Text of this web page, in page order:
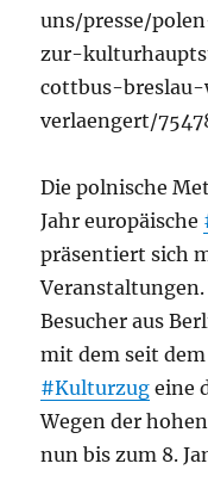
uns/presse/
zur-
cottbus-
verlaengert/
Die polnische
Jahr europäische
präsentiert sich
Besucher aus
mit dem seit
#Kulturzug eine
Wegen der
nun bis zum 8.